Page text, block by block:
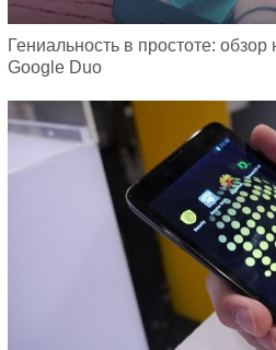
Гениальность в простоте: обзор
Google Duo